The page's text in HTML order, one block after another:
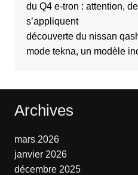
du Q4 e-tron : attention,
s’appliquent
découverte du nissan
mode tekna, un modèle
Archives
mars 2026
janvier 2026
décembre 2025